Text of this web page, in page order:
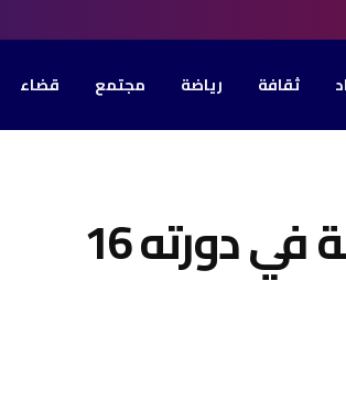
ثقافة رياضة مجتمع قضاء
هيئة مهرجان المدينة بمنوبة في دورته 16